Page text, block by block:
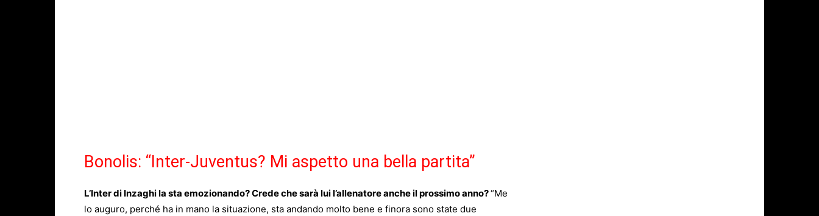
Bonolis: “Inter-Juventus? Mi aspetto una bella partita”
L’Interdi Inzaghi la sta emozionando? Crede che sarà lui l’allenatore anche il prossimo anno?“Me
lo auguro, perché ha in mano la situazione, sta andando molto bene e finora sono state due